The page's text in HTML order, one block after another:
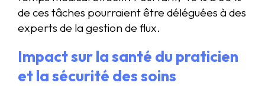
de ces tâches pourraient être déléguées à des
experts de la gestion de flux.
Impact sur la santé du praticien
et la sécurité des soins